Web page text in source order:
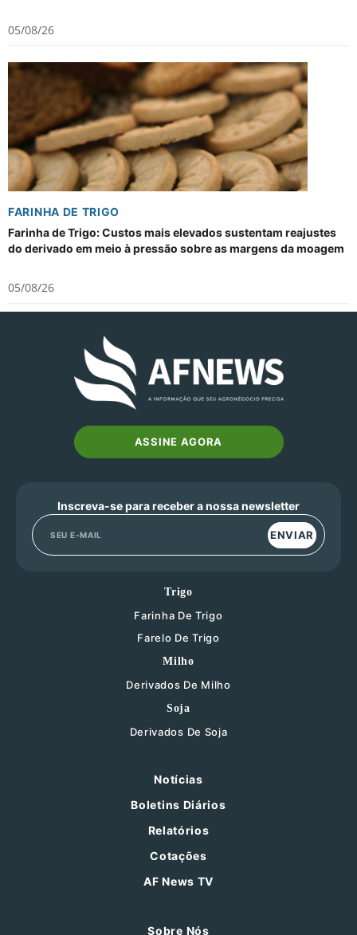
05/08/26
FARINHA DE TRIGO
Farinha de Trigo: Custos mais elevados sustentam reajustes
do derivado em meio à pressão sobre as margens da moagem
05/08/26
ASSINE AGORA
Inscreva-se para receber a nossa newsletter
ENVIAR
Trigo
Farinha De Trigo
Farelo De Trigo
Milho
Derivados De Milho
Soja
Derivados De Soja
Notícias
Boletins Diários
Relatórios
Cotações
AF News TV
Sobre Nós